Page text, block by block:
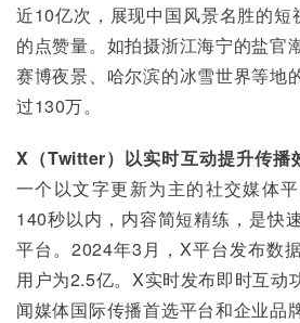
近10亿次，展现中国风景名胜的短
的点赞量。如拍摄浙江海宁的盐官
赛博夜景、哈尔滨的冰雪世界等地
过130万。
X（Twitter）以实时互动提升传播
一个以文字更新为主的社交媒体
140秒以内，内容简短精练，是快
平台。2024年3月，X平台发布数
用户为2.5亿。X实时发布即时互动
闻媒体国际传播首选平台和企业品